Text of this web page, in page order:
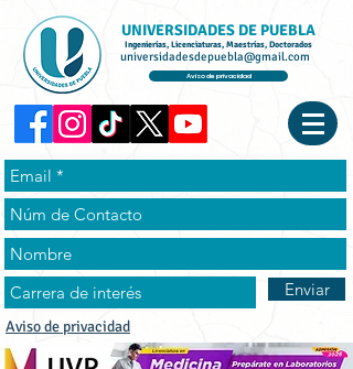
UNIVERSIDADES DE PUEBLA
Ingenierías, Licenciaturas, Maestrías, Doctorados
universidadesdepuebla@gmail.com
Aviso de privacidad
Enviar
Aviso de privacidad